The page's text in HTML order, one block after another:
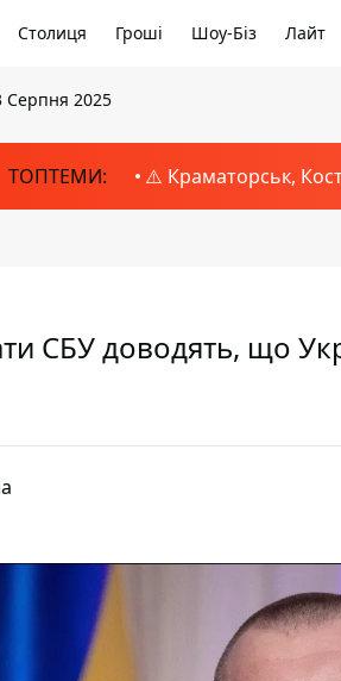
Столиця Гроші Шоу-Біз Лайт
Серпня 2025
ТОПТЕМИ: ⚠️ Краматорськ,
СБУ доводять, що